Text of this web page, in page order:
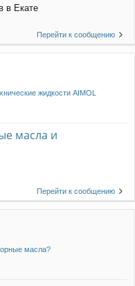
в Екате
Перейти к сообщению
жидкости AIMOL
масла и
Перейти к сообщению
масла?